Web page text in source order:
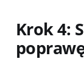
Krok 4: